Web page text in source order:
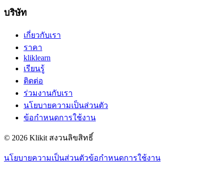
บริษัท
เกี่ยวกับเรา
ราคา
kliklearn
เรียนรู้
ติดต่อ
ร่วมงานกับเรา
นโยบายความเป็นส่วนตัว
ข้อกำหนดการใช้งาน
© 2026 Klikit สงวนลิขสิทธิ์
นโยบายความเป็นส่วนตัวข้อกำหนดการใช้งาน